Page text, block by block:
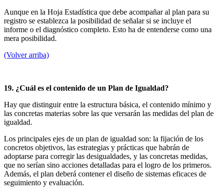
Aunque en la Hoja Estadística que debe acompañar al plan para su
registro se establezca la posibilidad de señalar si se incluye el
informe o el diagnóstico completo. Esto ha de entenderse como una
mera posibilidad.
(Volver arriba)
19. ¿Cuál es el contenido de un Plan de Igualdad?
Hay que distinguir entre la estructura básica, el contenido mínimo y
las concretas materias sobre las que versarán las medidas del plan de
igualdad.
Los principales ejes de un plan de igualdad son: la fijación de los
concretos objetivos, las estrategias y prácticas que habrán de
adoptarse para corregir las desigualdades, y las concretas medidas,
que no serían sino acciones detalladas para el logro de los primeros.
Además, el plan deberá contener el diseño de sistemas eficaces de
seguimiento y evaluación.